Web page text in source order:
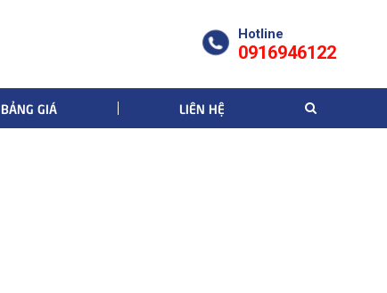
Hotline
0916946122
BẢNG GIÁ LIÊN HỆ